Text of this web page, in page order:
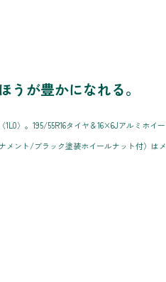
うが豊かになれる。
〉。195/55R16タイヤ＆16×6Jアルミホイー
メント/ブラック塗装ホイールナット付）はメ